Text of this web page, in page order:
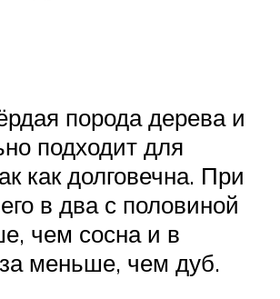
порода дерева и
подходит для
как долговечна. При
в два с половиной
чем сосна и в
меньше, чем дуб.